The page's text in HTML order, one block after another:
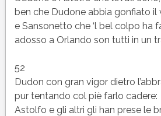
ben che Dudone abbia gonfiato il
e Sansonetto che ‘l bel colpo ha
adosso a Orlando son tutti in un
52
Dudon con gran vigor dietro
pur tentando col piè farlo cadere:
Astolfo e gli altri gli han prese le